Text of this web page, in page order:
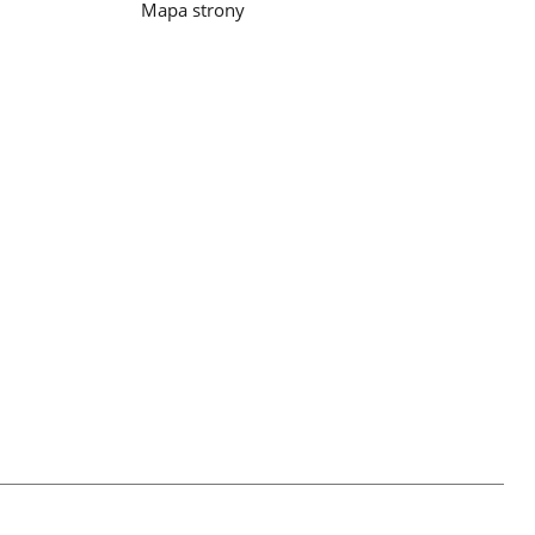
Mapa strony